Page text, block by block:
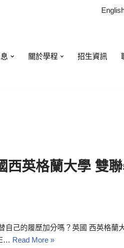
關於學程 招生資訊
西英格蘭大學 雙
自己的履歷加分嗎？英國 西英格蘭
Read More »